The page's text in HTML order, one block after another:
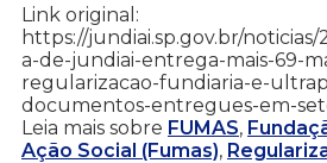
Link original:
https://jundiai.sp.gov.br/
a-de-jundiai-entrega-mais-69-
regularizacao-fundiaria-e-
documentos-entregues-em-
Leia mais sobre FUMAS,
Ação Social (Fumas),